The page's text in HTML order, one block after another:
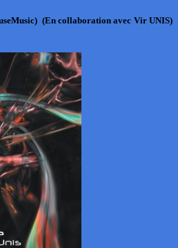
(En collaboration avec Vir UNIS)